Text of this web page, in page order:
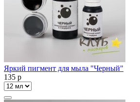
Яркий пигмент для мыла "Черный"
135 p